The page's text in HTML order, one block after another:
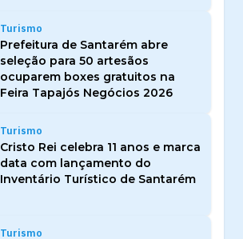
Turismo
Prefeitura de Santarém abre
seleção para 50 artesãos
ocuparem boxes gratuitos na
Feira Tapajós Negócios 2026
Turismo
Cristo Rei celebra 11 anos e marca
data com lançamento do
Inventário Turístico de Santarém
Turismo